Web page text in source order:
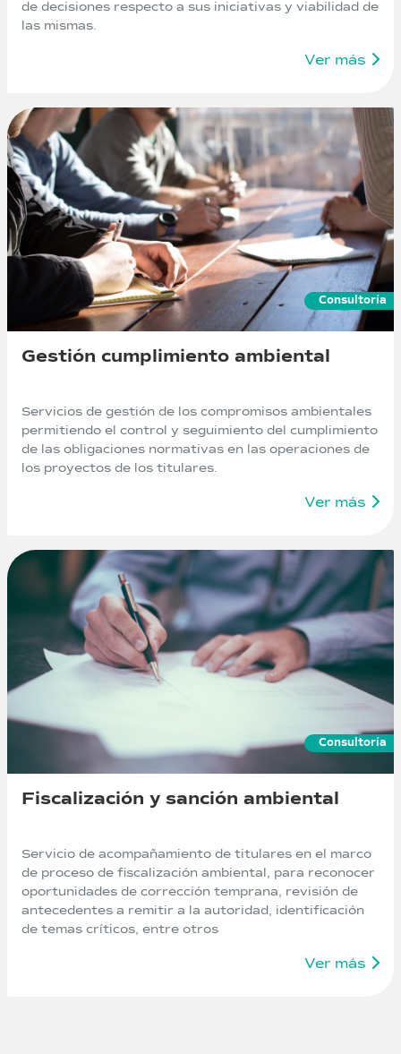
de decisiones respecto a sus iniciativas y viabilidad de
las mismas.
Ver más
Consultoría
Gestión cumplimiento ambiental
Servicios de gestión de los compromisos ambientales
permitiendo el control y seguimiento del cumplimiento
de las obligaciones normativas en las operaciones de
los proyectos de los titulares.
Ver más
Consultoría
Fiscalización y sanción ambiental
Servicio de acompañamiento de titulares en el marco
de proceso de fiscalización ambiental, para reconocer
oportunidades de corrección temprana, revisión de
antecedentes a remitir a la autoridad, identificación
de temas críticos, entre otros
Ver más